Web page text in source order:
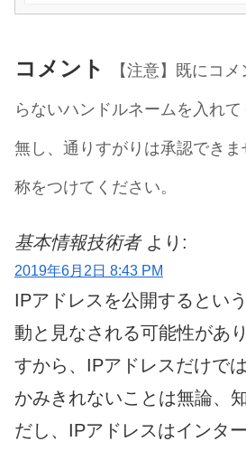
コメント
【注意】既にコ
らないハンドルネームを入れ
無し、通りすがりは承認でき
称をつけてください。
基本情報技術者 より:
2019年6月2日 8:43 PM
IPアドレスを公開するとい
動と見なされる可能性があ
すから、IPアドレスだけで
かみきれないことは無論、
だし、IPアドレスはインタ